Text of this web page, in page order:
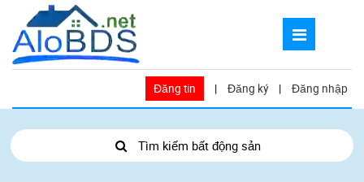
Đăng tin | Đăng ký | Đăng nhập
Tìm kiếm bất động sản